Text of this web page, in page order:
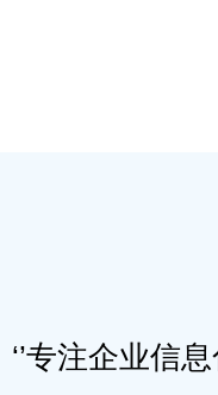
‘’专注企业信息